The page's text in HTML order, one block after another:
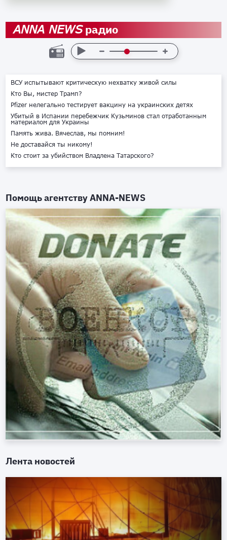
ANNA NEWSрадио
ВСУ испытывают критическую нехватку живой силы
Кто Вы, мистер Трамп?
Pfizer нелегально тестирует вакцину на украинских детях
Убитый в Испании перебежчик Кузьминов стал отработанным
материалом для Украины
Память жива. Вячеслав, мы помним!
Не доставайся ты никому!
Кто стоит за убийством Владлена Татарского?
Помощь агентствуANNA-NEWS
Лента новостей